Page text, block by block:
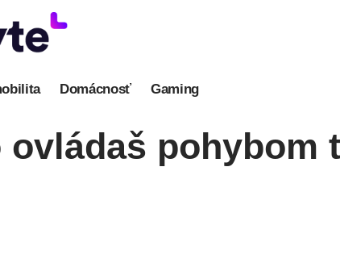
Domácnosť Gaming
pohybom